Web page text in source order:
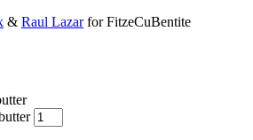
& Raul Lazarfor FitzeCuBentite